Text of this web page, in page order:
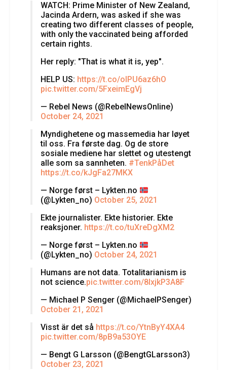
WATCH: Prime Minister of New Zealand,
Jacinda Ardern, was asked if she was
creating two different classes of people,
with only the vaccinated being afforded
certain rights.
Her reply: "That is what it is, yep".
HELP US: https://t.co/oIPU6az6hO
pic.twitter.com/5FxeimEgVj
— Rebel News (@RebelNewsOnline)
October 24, 2021
Myndighetene og massemedia har løyet
til oss. Fra første dag. Og de store
sosiale mediene har slettet og utestengt
alle som sa sannheten. #TenkPåDet
https://t.co/kJgFa27MKX
— Norge først – Lykten.no
(@Lykten_no) October 25, 2021
Ekte journalister. Ekte historier. Ekte
reaksjoner. https://t.co/tuXreDgXM2
— Norge først – Lykten.no
(@Lykten_no) October 24, 2021
Humans are not data. Totalitarianism is
not science.pic.twitter.com/8lxjkP3A8F
— Michael P Senger (@MichaelPSenger)
October 21, 2021
Visst är det så https://t.co/YtnByY4XA4
pic.twitter.com/8pB9a53OYE
— Bengt G Larsson (@BengtGLarsson3)
October 23, 2021